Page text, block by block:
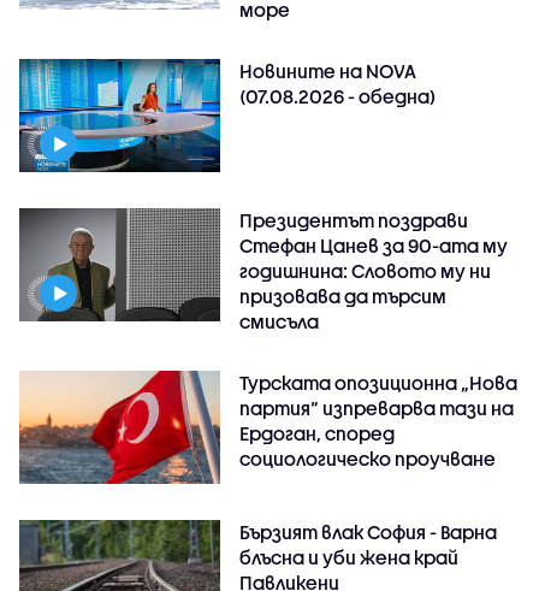
море
Новините на NOVA
(07.08.2026 - обедна)
Президентът поздрави
Стефан Цанев за 90-ата му
годишнина: Словото му ни
призовава да търсим
смисъла
Турската опозиционна „Нова
партия“ изпреварва тази на
Ердоган, според
социологическо проучване
Бързият влак София - Варна
блъсна и уби жена край
Павликени